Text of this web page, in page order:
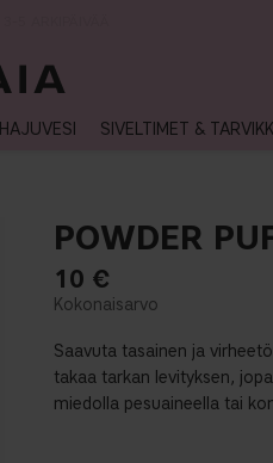
HAJUVESI SIVELTIMET &
POWDER
10 €
Saavuta tasainen ja
takaa tarkan levityksen,
miedolla pesuaineella tai